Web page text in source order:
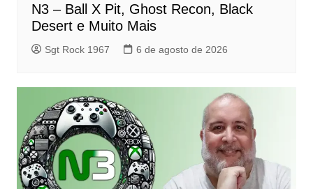
N3 – Ball X Pit, Ghost Recon, Black
Desert e Muito Mais
Sgt Rock 1967 6 de agosto de 2026